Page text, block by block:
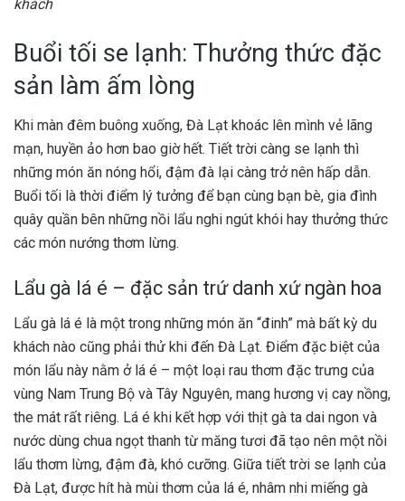
khách
Buổi tối se lạnh: Thưởng thức đặc
sản làm ấm lòng
Khi màn đêm buông xuống, Đà Lạt khoác lên mình vẻ lãng
mạn, huyền ảo hơn bao giờ hết. Tiết trời càng se lạnh thì
những món ăn nóng hổi, đậm đà lại càng trở nên hấp dẫn.
Buổi tối là thời điểm lý tưởng để bạn cùng bạn bè, gia đình
quây quần bên những nồi lẩu nghi ngút khói hay thưởng thức
các món nướng thơm lừng.
Lẩu gà lá é – đặc sản trứ danh xứ ngàn hoa
Lẩu gà lá é là một trong những món ăn “đinh” mà bất kỳ du
khách nào cũng phải thử khi đến Đà Lạt. Điểm đặc biệt của
món lẩu này nằm ở lá é – một loại rau thơm đặc trưng của
vùng Nam Trung Bộ và Tây Nguyên, mang hương vị cay nồng,
the mát rất riêng. Lá é khi kết hợp với thịt gà ta dai ngon và
nước dùng chua ngọt thanh từ măng tươi đã tạo nên một nồi
lẩu thơm lừng, đậm đà, khó cưỡng. Giữa tiết trời se lạnh của
Đà Lạt, được hít hà mùi thơm của lá é, nhâm nhi miếng gà